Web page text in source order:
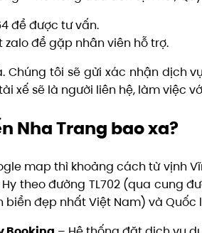
để được tư vấn.
zalo để gặp nhân viên hỗ trợ.
Chúng tôi sẽ gửi xác nhận dịch
xế sẽ là người liên hệ, làm việc
Nha Trang bao xa?
map thì khoảng cách từ vịnh
theo đường TL702 (qua cung
đẹp nhất Việt Nam) và Quốc